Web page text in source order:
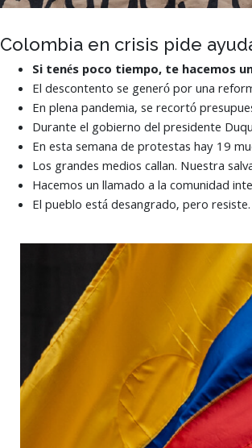
Colombia en crisis pide
Si tenés poco tiempo, te hacemos
El descontento se generó por una
En plena pandemia, se recortó
Durante el gobierno del presidente
En esta semana de protestas hay 19
Los grandes medios callan. Nuestra
Hacemos un llamado a la comunidad
El pueblo está desangrado, pero resiste.